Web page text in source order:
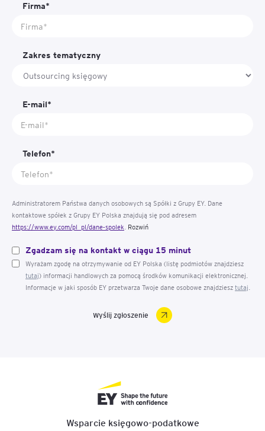
Firma*
Zakres tematyczny
E-mail*
Telefon*
Administratorem Państwa danych osobowych są Spółki z Grupy EY. Dane
kontaktowe spółek z Grupy EY Polska znajdują się pod adresem
https://www.ey.com/pl_pl/dane-spolek Rozwiń
kontaktowego. Dane osobowe przetwarzane są w związku z prawnie
uzasadnionymi celami Administratora, którym w tym przypadku jest odpowiedź na
przesłane przez Państwa zapytanie. Dane osobowe przekazane Administratorowi
podawane są mu dobrowolnie. Mają Państwo prawo wnieść skargę do organu
kontaktdaneosoboweEYPolska@pl.ey.com
szczegółowych informacji dotyczących przetwarzania danych osobowych przez
Zgadzam się na kontakt w ciągu 15 minut
Wyrażam zgodę na otrzymywanie od EY Polska (listę podmiotów znajdziesz
tutaj) informacji handlowych za pomocą środków komunikacji elektronicznej.
Informacje w jaki sposób EY przetwarza Twoje dane osobowe znajdziesz tutaj
Wsparcie księgowo-podatkowe